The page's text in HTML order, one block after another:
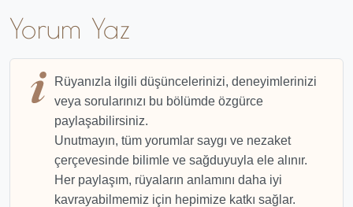
Yorum Yaz
Rüyanızla ilgili düşüncelerinizi, deneyimlerinizi
veya sorularınızı bu bölümde özgürce
paylaşabilirsiniz.
Unutmayın, tüm yorumlar saygı ve nezaket
çerçevesinde bilimle ve sağduyuyla ele alınır.
Her paylaşım, rüyaların anlamını daha iyi
kavrayabilmemiz için hepimize katkı sağlar.